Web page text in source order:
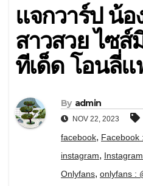
แจกวาร์ป น้อ
สาวสวย ไซ
ทีเด็ด โอนลี่
By admin
NOV 22, 2023
facebook, Facebook
instagram,
Onlyfans, onlyfans :